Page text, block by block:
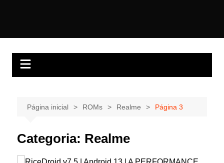
Página inicial ROMs Realme Página 3
Categoria: Realme